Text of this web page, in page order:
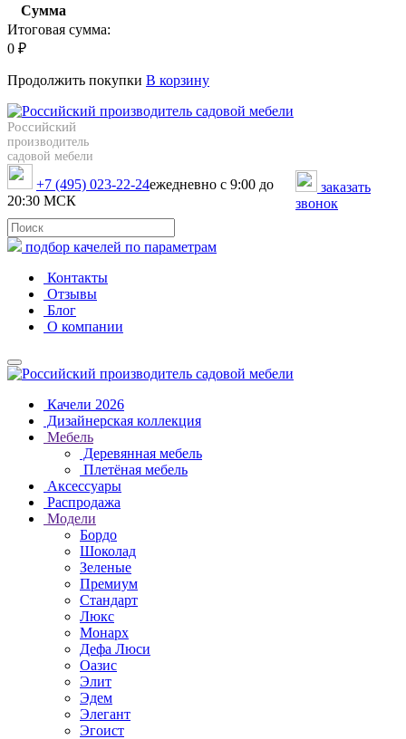
Сумма
Итоговая сумма:
0 ₽
Продолжить покупки В корзину
Российский
производитель
садовой мебели
+7 (495) 023-22-24ежедневно с 9:00 до
20:30 МСК
заказать
звонок
подбор качелей по параметрам
Контакты
Отзывы
Блог
О компании
Качели 2026
Дизайнерская коллекция
Мебель
Деревянная мебель
Плетёная мебель
Аксессуары
Распродажа
Модели
Бордо
Шоколад
Зеленые
Премиум
Стандарт
Люкс
Монарх
Дефа Люси
Оазис
Элит
Эдем
Элегант
Эгоист